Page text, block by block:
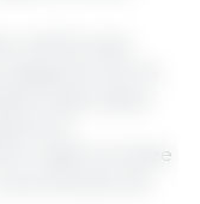
nell'Europa
che ha
alternative
di
origini europee
nel